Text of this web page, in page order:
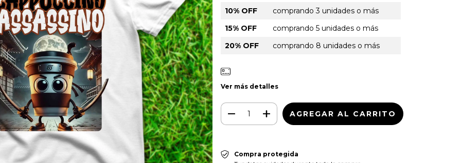
10% OFF
comprando 3 unidades o más
15% OFF
comprando 5 unidades o más
20% OFF
comprando 8 unidades o más
Ver más detalles
Compra protegida